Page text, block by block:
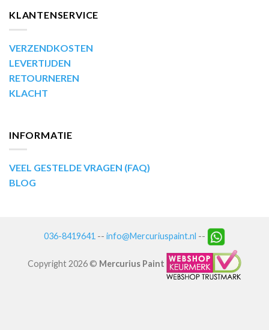
KLANTENSERVICE
VERZENDKOSTEN
LEVERTIJDEN
RETOURNEREN
KLACHT
INFORMATIE
VEEL GESTELDE VRAGEN (FAQ)
BLOG
036-8419641 -- info@Mercuriuspaint.nl --
Copyright 2026 © Mercurius Paint